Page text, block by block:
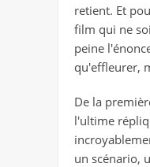
retient. Et
film qui ne
peine
qu'effleurer,
De la
l'ultime
un scénario,